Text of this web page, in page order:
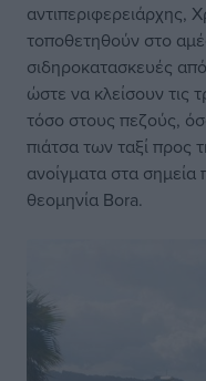
αντιπεριφερειάρχης,
τοποθετηθούν στο
σιδηροκατασκευές
ώστε να κλείσουν τις
τόσο στους πεζούς,
πιάτσα των ταξί προς
ανοίγματα στα
θεομηνία Bora.